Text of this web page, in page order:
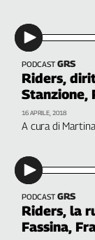
Collettiva
Play
Rubriche
Collettiva
Talk
Collettiva
Girasoli
Sassolino
Linea
Toti
PODCAST GRS
Riders,
Stanzione,
A cura di
16 APRILE, 2018
PODCAST GRS
Riders, la
Fassina,